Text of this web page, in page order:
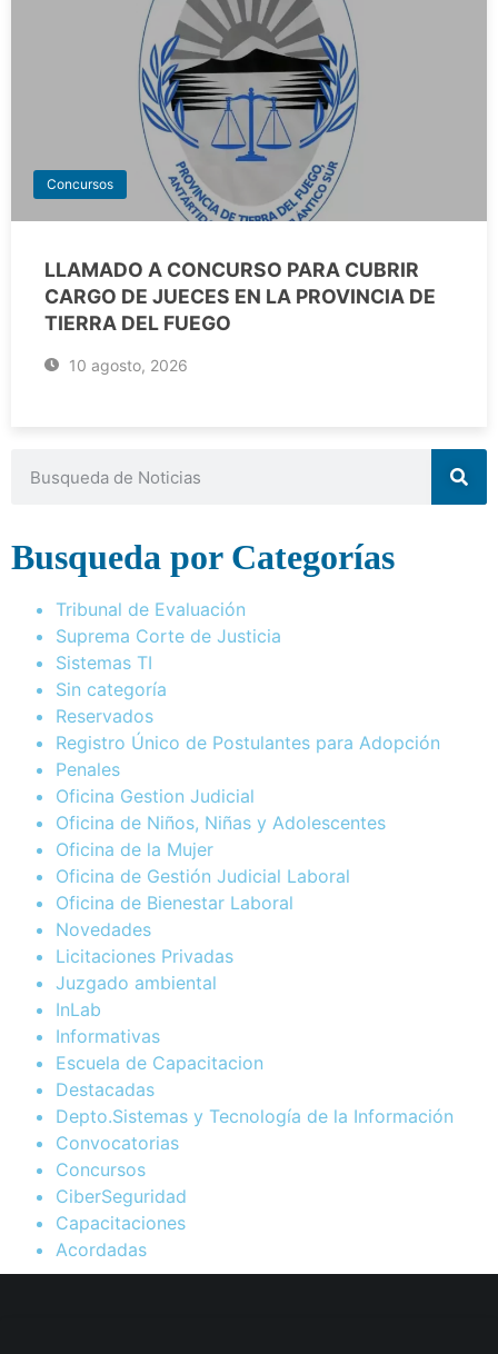
Concursos
LLAMADO A CONCURSO PARA CUBRIR
CARGO DE JUECES EN LA PROVINCIA DE
TIERRA DEL FUEGO
10 agosto, 2026
Busqueda por Categorías
Tribunal de Evaluación
Suprema Corte de Justicia
Sistemas TI
Sin categoría
Reservados
Registro Único de Postulantes para Adopción
Penales
Oficina Gestion Judicial
Oficina de Niños, Niñas y Adolescentes
Oficina de la Mujer
Oficina de Gestión Judicial Laboral
Oficina de Bienestar Laboral
Novedades
Licitaciones Privadas
Juzgado ambiental
InLab
Informativas
Escuela de Capacitacion
Destacadas
Depto.Sistemas y Tecnología de la Información
Convocatorias
Concursos
CiberSeguridad
Capacitaciones
Acordadas